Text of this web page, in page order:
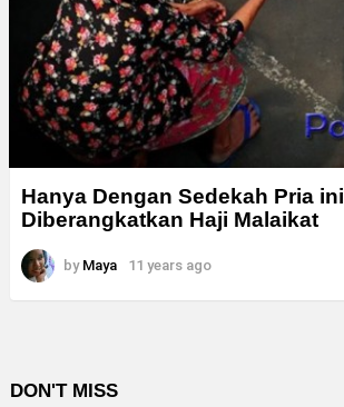
Hanya Dengan Sedekah Pria ini
Diberangkatkan Haji Malaikat
by Maya 11 years ago
DON'T MISS